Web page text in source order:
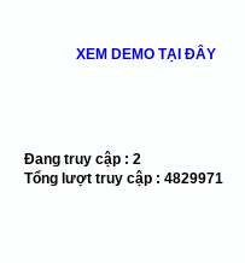
XEM DEMO TẠI ĐÂY
Đang truy cập : 2
Tổng lượt truy cập : 4829971